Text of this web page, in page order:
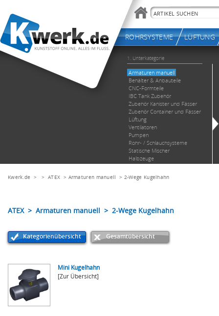
Kwerk.de > >ATEX > Armaturen manuell > 2-Wege Kugelhahn
ATEX > Armaturen manuell > 2-Wege Kugelhahn
Kategorienübersicht Gesamtübersicht
Mini Kugelhahn
[Zur Übersicht]